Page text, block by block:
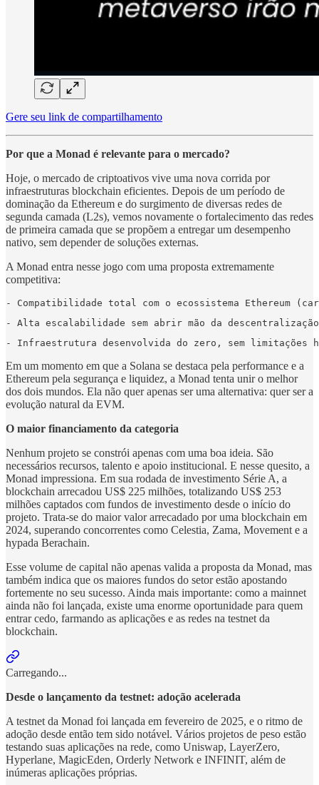
Gere seu link de compartilhamento
Por que a Monad é relevante para o mercado?
Hoje, o mercado de criptoativos vive uma nova corrida por
infraestruturas blockchain eficientes. Depois de um período de
dominação da Ethereum e do surgimento de diversas redes de
segunda camada (L2s), vemos novamente o fortalecimento das redes
de primeira camada que se propõem a entregar um desempenho
nativo, sem depender de soluções externas.
A Monad entra nesse jogo com uma proposta extremamente
competitiva:
- Compatibilidade total com o ecossistema Ethereum
- Alta escalabilidade sem abrir mão da
- Infraestrutura desenvolvida do zero, sem limitações
Em um momento em que a Solana se destaca pela performance e a
Ethereum pela segurança e liquidez, a Monad tenta unir o melhor
dos dois mundos. Ela não quer apenas ser uma alternativa: quer ser a
evolução natural da EVM.
O maior financiamento da categoria
Nenhum projeto se constrói apenas com uma boa ideia. São
necessários recursos, talento e apoio institucional. E nesse quesito, a
Monad impressiona. Em sua rodada de investimento Série A, a
blockchain arrecadou US$ 225 milhões, totalizando US$ 253
milhões captados com fundos de investimento desde o início do
projeto. Trata-se do maior valor arrecadado por uma blockchain em
2024, superando concorrentes como Celestia, Zama, Movement e a
hypada Berachain.
Esse volume de capital não apenas valida a proposta da Monad, mas
também indica que os maiores fundos do setor estão apostando
fortemente no seu sucesso. Ainda mais importante: como a mainnet
ainda não foi lançada, existe uma enorme oportunidade para quem
entrar cedo, farmando as aplicações e as redes na testnet da
blockchain.
Carregando...
Desde o lançamento da testnet: adoção acelerada
A testnet da Monad foi lançada em fevereiro de 2025, e o ritmo de
adoção desde então tem sido notável. Vários projetos de peso estão
testando suas aplicações na rede, como Uniswap, LayerZero,
Hyperlane, MagicEden, Orderly Network e INFINIT, além de
inúmeras aplicações próprias.